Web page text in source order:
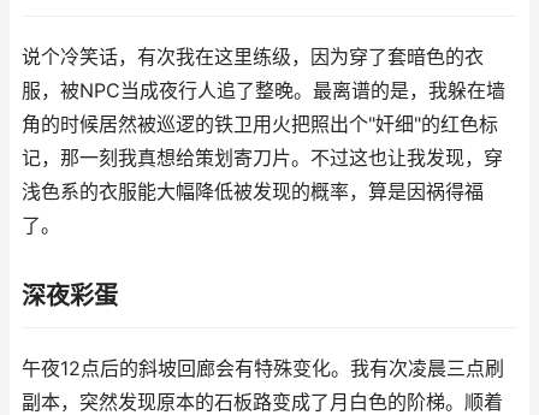
说个冷笑话，有次我在这里练级，因为穿了套暗色的衣
服，被NPC当成夜行人追了整晚。最离谱的是，我躲在墙
角的时候居然被巡逻的铁卫用火把照出个"奸细"的红色标
记，那一刻我真想给策划寄刀片。不过这也让我发现，穿
浅色系的衣服能大幅降低被发现的概率，算是因祸得福
了。
深夜彩蛋
午夜12点后的斜坡回廊会有特殊变化。我有次凌晨三点刷
副本，突然发现原本的石板路变成了月白色的阶梯。顺着